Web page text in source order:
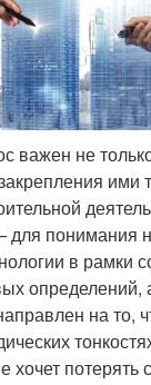
важен не
ими
понимания
в рамки
определений,
на то,
хочет потерять